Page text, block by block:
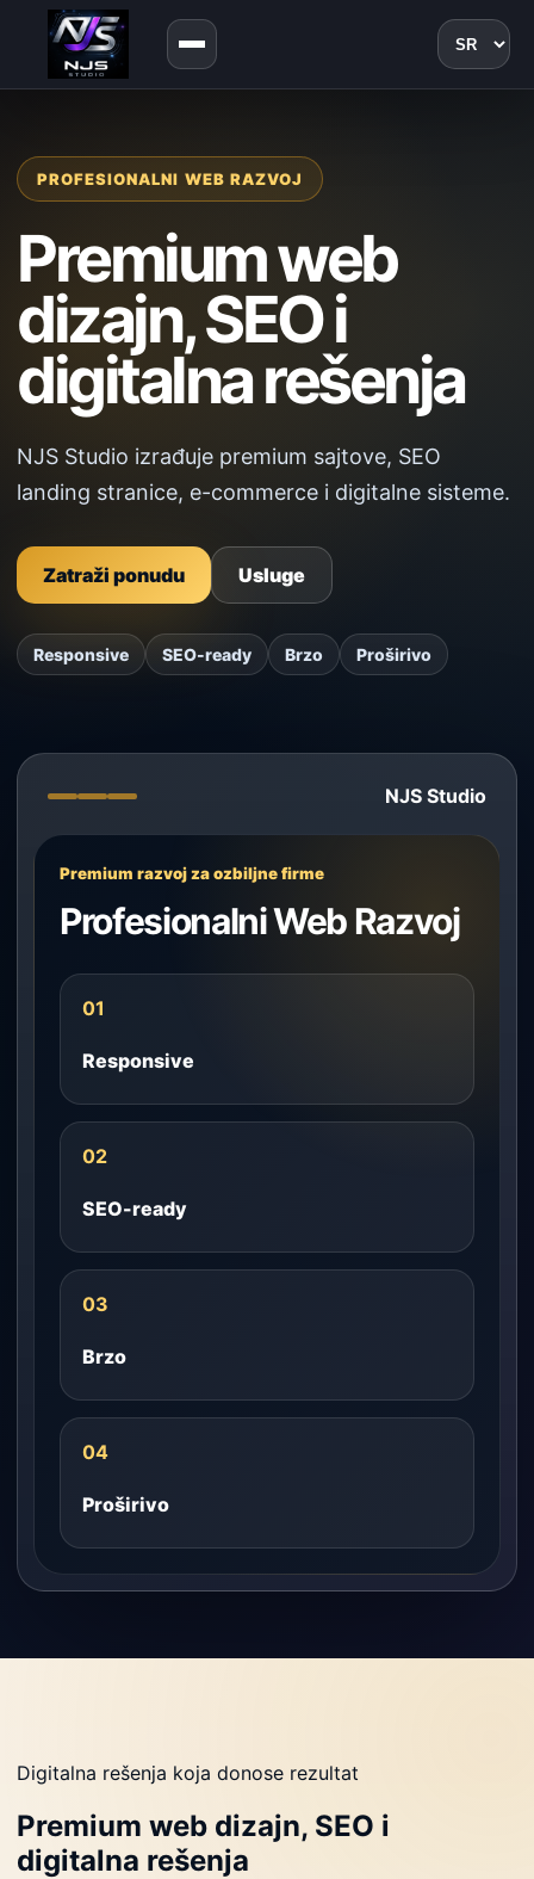
Jezik
PROFESIONALNI WEB RAZVOJ
Premium web
dizajn, SEO i
digitalna rešenja
NJS Studio izrađuje premium sajtove, SEO
landing stranice, e-commerce i digitalne sisteme.
Zatraži ponudu Usluge
Responsive SEO-ready Brzo Proširivo
NJS Studio
Premium razvoj za ozbiljne firme
Profesionalni Web Razvoj
01
Responsive
02
SEO-ready
03
Brzo
04
Proširivo
Digitalna rešenja koja donose rezultat
Premium web dizajn, SEO i
digitalna rešenja